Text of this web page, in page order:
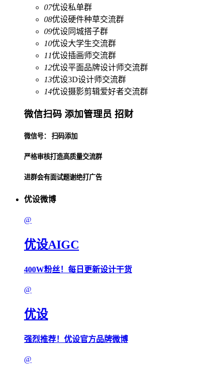
07优设私单群
08优设硬件种草交流群
09优设同城搭子群
10优设大学生交流群
11优设插画师交流群
12优设平面品牌设计师交流群
13优设3D设计师交流群
14优设摄影剪辑爱好者交流群
微信扫码 添加管理员 招财
微信号： 扫码添加
严格审核打造高质量交流群
进群会有面试题谢绝打广告
优设微博
@
优设AIGC
400W粉丝！每日更新设计干货
@
优设
强烈推荐！优设官方品牌微博
@